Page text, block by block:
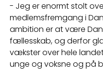
- Jeg er enormt stolt
medlemsfremgang i
ambition er at være
fællesskab, og derfor
vækster over hele
unge og voksne og på